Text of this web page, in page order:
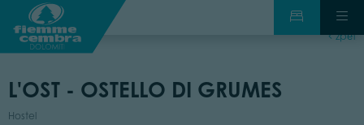
zpět
L'OST - OSTELLO DI GRUMES
Hostel